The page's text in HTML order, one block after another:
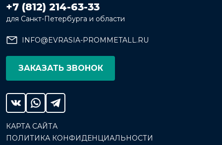
+7 (812) 214-63-33
для Санкт-Петербурга и области
INFO@EVRASIA-PROMMETALL.RU
ЗАКАЗАТЬ ЗВОНОК
КАРТА САЙТА
ПОЛИТИКА КОНФИДЕНЦИАЛЬНОСТИ